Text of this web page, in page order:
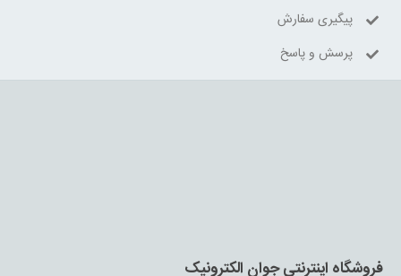
پیگیری سفارش
پرسش و پاسخ
فروشگاه اینترنتی جوان الکترونیک